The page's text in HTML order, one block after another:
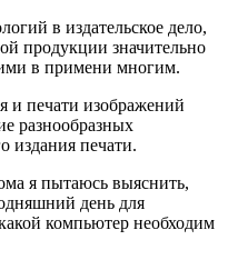
в издательское дело,
продукции значительно
в примени многим.
и печати изображений
разнообразных
издания печати.
я пытаюсь выяснить,
день для
компьютер необходим